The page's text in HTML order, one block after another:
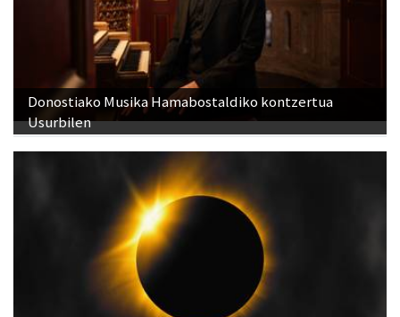
Donostiako Musika Hamabostaldiko kontzertua
Usurbilen